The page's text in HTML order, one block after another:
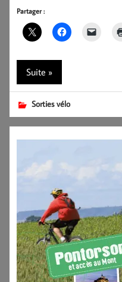
Partager :
Suite »
Sorties vélo